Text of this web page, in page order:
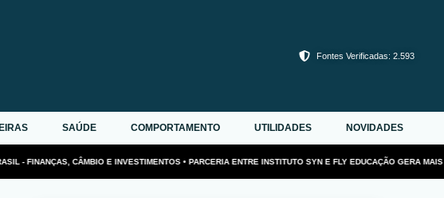
Fontes Verificadas: 2.593
SAÚDE COMPORTAMENTO UTILIDADES NOVIDADES
FINANÇAS, CÂMBIO E INVESTIMENTOS • PARCERIA ENTRE INSTITUTO SYN E FLY EDUCAÇÃO GERA